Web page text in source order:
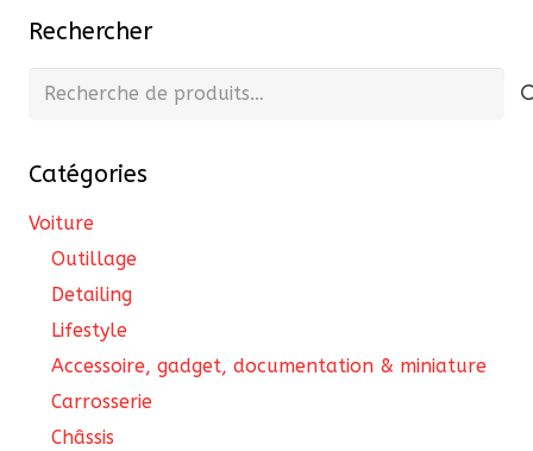
Rechercher
Recherche
Catégories
Voiture
Outillage
Detailing
Lifestyle
Accessoire, gadget, documentation & miniature
Carrosserie
Châssis